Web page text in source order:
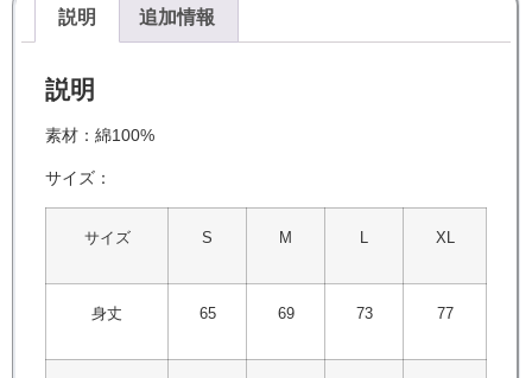
説明 追加情報
説明
素材：綿100%
サイズ：
サイズ S M L XL
身丈 65 69 73 77